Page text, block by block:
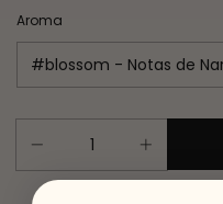
Aroma